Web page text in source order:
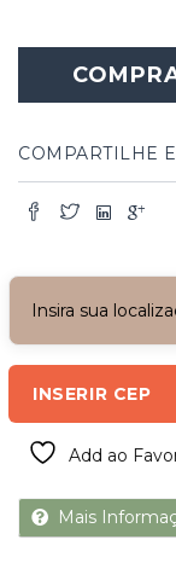
COMPARTILHE
Insira sua
INSERIR CEP
Add ao
Mais